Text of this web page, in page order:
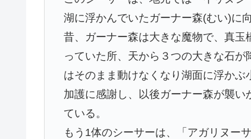
湖に浮かんでいたガーナー森(むい)に
昔、ガーナー森は大きな魔物で、真
っていた所、天から３つの大きな石
はそのまま動けなくなり湖面に浮か
加護に感謝し、以後ガーナー森が襲
ている。
もう1体のシーサーは、「アガリヌー